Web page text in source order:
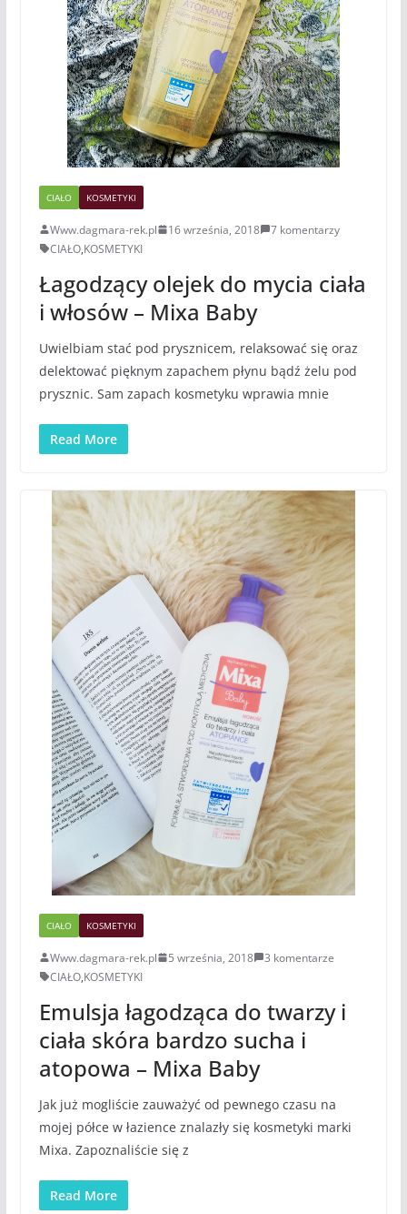
CIAŁO KOSMETYKI
Www.dagmara-rek.pl 16 września, 2018
7 komentarzy
CIAŁO,KOSMETYKI
Łagodzący olejek do mycia ciała
i włosów – Mixa Baby
Uwielbiam stać pod prysznicem, relaksować się oraz
delektować pięknym zapachem płynu bądź żelu pod
prysznic. Sam zapach kosmetyku wprawia mnie
Read More
CIAŁO KOSMETYKI
Www.dagmara-rek.pl 5 września, 2018
3 komentarze
CIAŁO,KOSMETYKI
Emulsja łagodząca do twarzy i
ciała skóra bardzo sucha i
atopowa – Mixa Baby
Jak już mogliście zauważyć od pewnego czasu na
mojej półce w łazience znalazły się kosmetyki marki
Mixa. Zapoznaliście się z
Read More